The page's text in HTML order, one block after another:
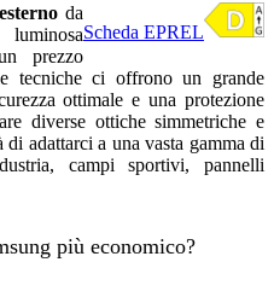
Scheda EPREL
da
prezzo
tecniche ci offrono un grande
ottimale e una protezione
diverse ottiche simmetriche e
adattarci a una vasta gamma di
campi sportivi, pannelli
più economico?